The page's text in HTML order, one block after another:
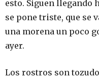
esto. Siguen llegando
se pone triste, que se
una morena un poco
ayer.
Los rostros son